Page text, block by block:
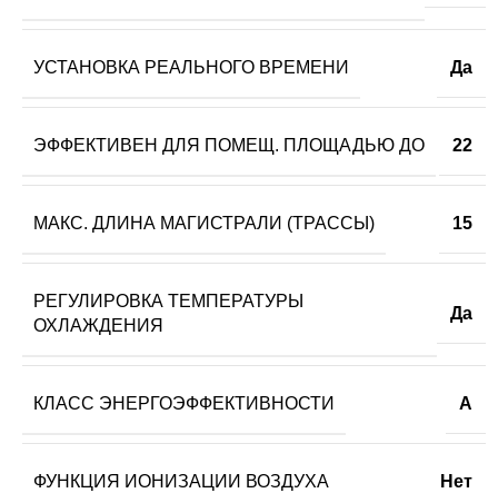
УСТАНОВКА РЕАЛЬНОГО ВРЕМЕНИ Да
ЭФФЕКТИВЕН ДЛЯ ПОМЕЩ. ПЛОЩАДЬЮ ДО 22
МАКС. ДЛИНА МАГИСТРАЛИ (ТРАССЫ) 15
РЕГУЛИРОВКА ТЕМПЕРАТУРЫ
ОХЛАЖДЕНИЯ
Да
КЛАСС ЭНЕРГОЭФФЕКТИВНОСТИ A
ФУНКЦИЯ ИОНИЗАЦИИ ВОЗДУХА Нет